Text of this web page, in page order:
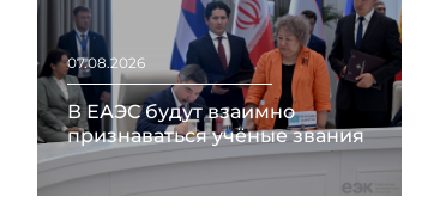
07.08.2026
В ЕАЭС будут взаимно
признаваться учёные звания